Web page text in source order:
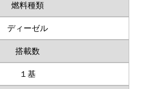
燃料種類
ディーゼル
搭載数
１基